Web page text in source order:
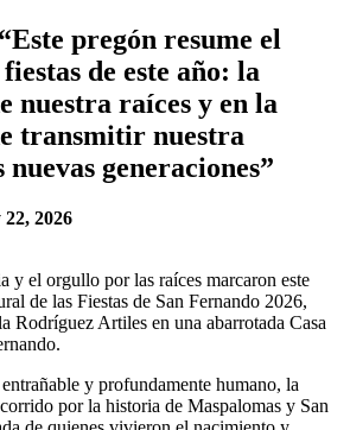
pregón resume el
de este año: la
nuestra raíces y en la
transmitir nuestra
generaciones”
2026
y el orgullo por las raíces marcaron este
de las Fiestas de San Fernando 2026,
Rodríguez Artiles en una abarrotada Casa
y profundamente humano, la
por la historia de Maspalomas y San